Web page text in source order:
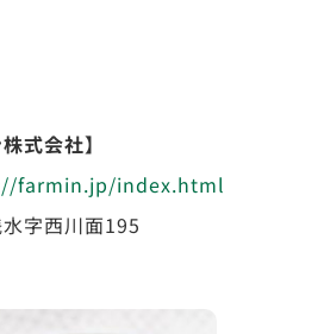
式会社】
farmin.jp/index.html
字西川面195